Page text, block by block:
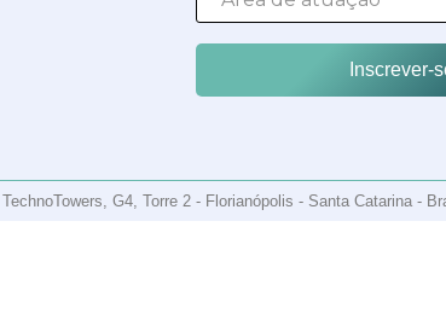
Inscrever-
G4, Torre 2 - Florianópolis - Santa Catarina -